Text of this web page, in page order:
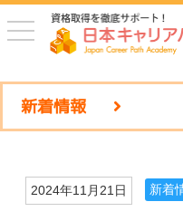
toggle
navigation
新着情報
2024年11月21日 新着